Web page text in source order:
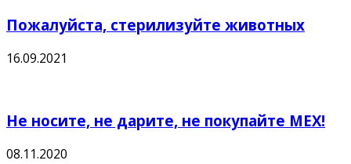
Пожалуйста, стерилизуйте животных
16.09.2021
Не носите, не дарите, не покупайте МЕХ!
08.11.2020